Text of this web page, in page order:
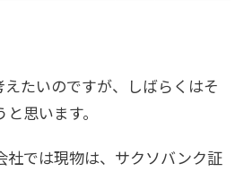
たいのですが、しばらくはそ
思います。
社では現物は、サクソバンク証